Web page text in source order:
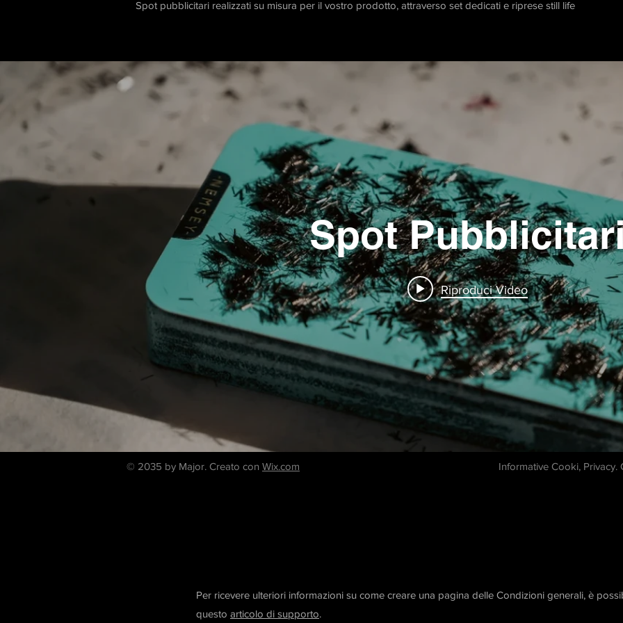
Spot pubblicitari realizzati su misura per il vostro prodotto, attraverso set dedicati e riprese still life
Spot
Riproduci Video
© 2035 by Major. Creato con Wix.com Informative Cooki, Privacy.
Per ricevere ulteriori informazioni su come creare una pagina delle Condizioni generali, è
questo articolo di supporto.